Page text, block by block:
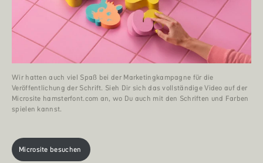
Wir hatten auch viel Spaß bei der Marketingkampagne für die
Veröffentlichung der Schrift. Sieh Dir sich das vollständige Video auf der
Microsite hamsterfont.com an, wo Du auch mit den Schriften und Farben
spielen kannst.
Microsite besuchen